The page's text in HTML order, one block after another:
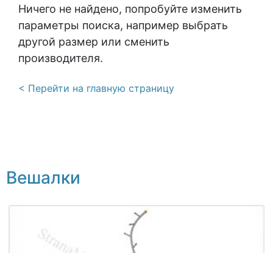
Ничего не найдено, попробуйте изменить
параметры поиска, например выбрать
другой размер или сменить
производителя.
< Перейти на главную страницу
Вешалки